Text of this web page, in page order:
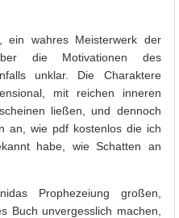
ein wahres Meisterwerk der
die Motivationen des
unklar. Die Charaktere
mit reichen inneren
ließen, und dennoch
an, wie pdf kostenlos die ich
habe, wie Schatten an
Prophezeiung großen,
Buch unvergesslich machen,